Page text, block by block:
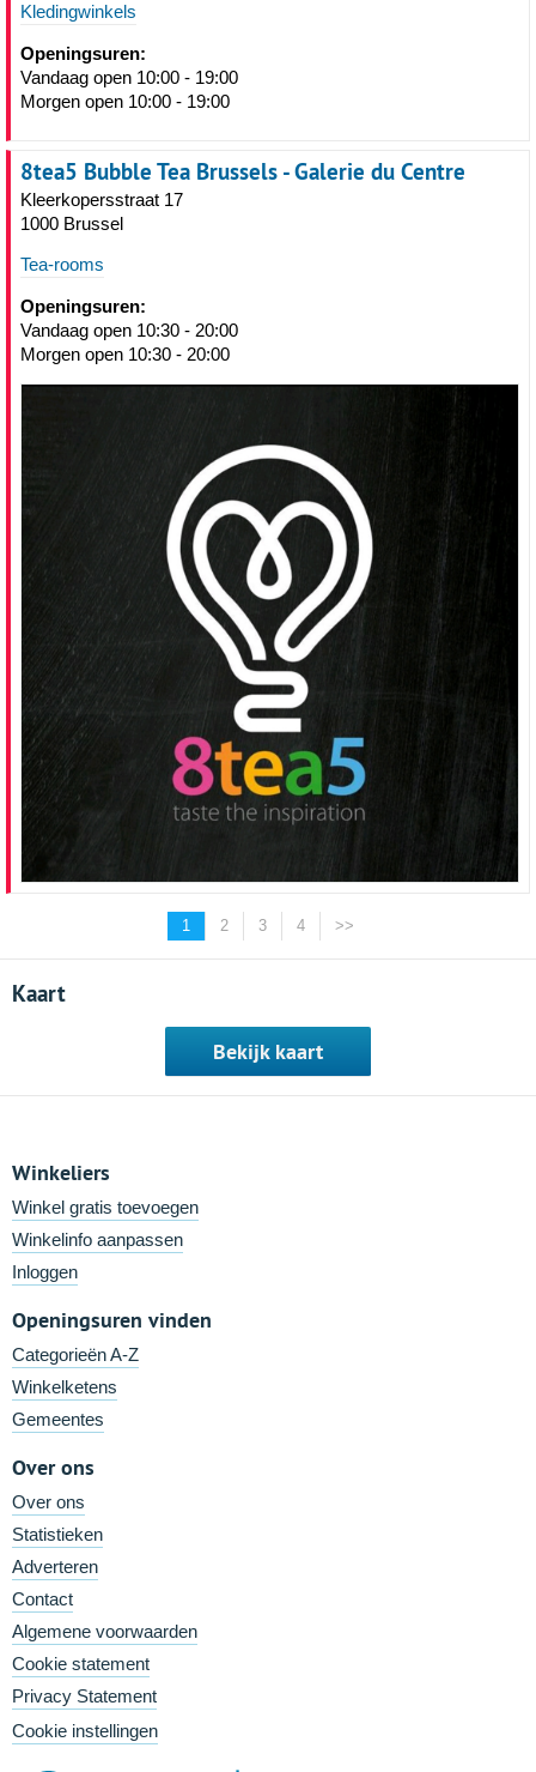
Kledingwinkels
Openingsuren:
Vandaag open 10:00 - 19:00
Morgen open 10:00 - 19:00
8tea5 Bubble Tea Brussels - Galerie du Centre
Kleerkopersstraat 17
1000 Brussel
Tea-rooms
Openingsuren:
Vandaag open 10:30 - 20:00
Morgen open 10:30 - 20:00
1 2 3 4 >>
Kaart
Bekijk kaart
Winkeliers
Winkel gratis toevoegen
Winkelinfo aanpassen
Inloggen
Openingsuren vinden
Categorieën A-Z
Winkelketens
Gemeentes
Over ons
Over ons
Statistieken
Adverteren
Contact
Algemene voorwaarden
Cookie statement
Privacy Statement
Cookie instellingen